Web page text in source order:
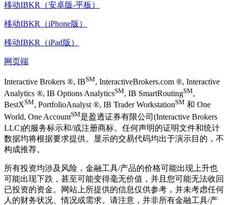
移动IBKR（安卓版-平板）
移动IBKR（iPhone版）
移动IBKR（iPad版）
网页端
Interactive Brokers ®, IBSM, InteractiveBrokers.com ®, Interactive
Analytics ®, IB Options AnalyticsSM, IB SmartRoutingSM,
BestXSM, PortfolioAnalyst ®, IB Trader WorkstationSM 和 One
World, One AccountSM是盈透证券有限公司(Interactive Brokers
LLC)的服务标示和/或注册商标。任何声明的证明文件和统计
数据均将根据要求提供。显示的交易代码均出于演示目的，不
构成推荐。
所有投资均涉及风险，金融工具/产品的价格可能出现上升也
可能出现下跌，甚至可能变得毫无价值，并且您可能无法收回
已投资的资金。网站上所提供的信息仅供参考，并未考虑任何
人的财务状况、情况或需求。请注意，并非所有金融工具/产